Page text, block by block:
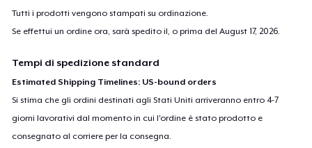
Tutti i prodotti vengono stampati su ordinazione.
Se effettui un ordine ora, sarà spedito il, o prima delAugust 17, 2026
Tempi di spedizione standard
Estimated Shipping Timelines: US-bound orders
Si stima che gli ordini destinati agli Stati Uniti arriveranno entro 4-7
giorni lavorativi dal momento in cui l'ordine è stato prodotto e
consegnato al corriere per la consegna.